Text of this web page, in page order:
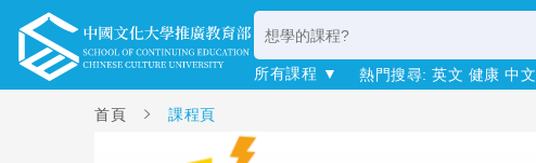
所有課程 ▼ 熱門搜尋: 英文 健康 中文
首頁 課程頁